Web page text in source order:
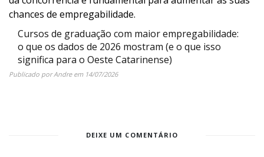
Cursos de graduação com maior empregabilidade:
o que os dados de 2026 mostram (e o que isso
significa para o Oeste Catarinense)
Publicado porAndreem 14/07/2026
DEIXE UM COMENTÁRIO